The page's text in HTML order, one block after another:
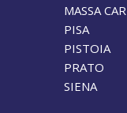
MASSA
PISA
PISTOIA
PRATO
SIENA